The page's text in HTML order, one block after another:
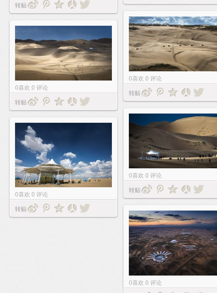
转贴
0喜欢 0 评论
转贴
0喜欢 0 评论
转贴
0喜欢 0 评论
转贴
0喜欢 0 评论
转贴
0喜欢 0 评论